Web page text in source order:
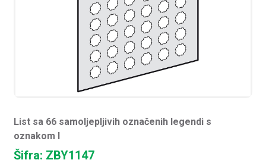
List sa 66 samoljepljivih označenih legendi s
oznakom I
Šifra: ZBY1147